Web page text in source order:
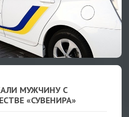
МУЖЧИНУ С
«СУВЕНИРА»